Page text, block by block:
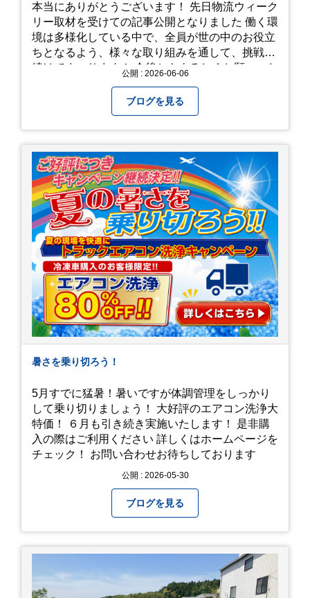
本当にありがとうございます！ 先日物流ウィーク
リー取材を受けての記事公開となりました 働く環
境は多様化している中で、全員が世の中のお役立
ちとなるよう、様々な取り組みを通して、挑戦を
続けてまいります！ 今後ともよろしくお願いいた公開 : 2026-06-06
ブログを見る
暑さを乗り切ろう！
5月すでに猛暑！暑いですが体調管理をしっかり
して乗り切りましょう！ 大好評のエアコン洗浄大
特価！ ６月も引き続き実施いたします！ 是非購
入の際はご利用ください 詳しくはホームページを
チェック！ お問い合わせお待ちしております
公開 : 2026-05-30
ブログを見る